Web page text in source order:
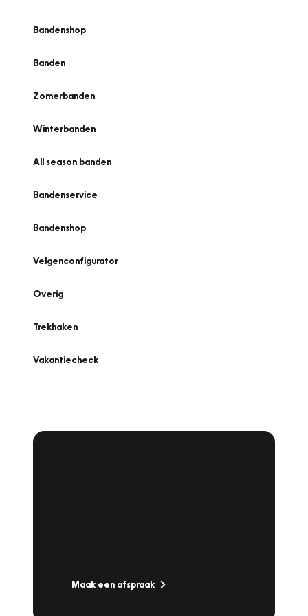
Bandenshop
Banden
Zomerbanden
Winterbanden
All season banden
Bandenservice
Bandenshop
Velgenconfigurator
Overig
Trekhaken
Vakantiecheck
Maak een afspraak